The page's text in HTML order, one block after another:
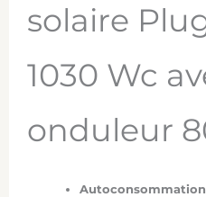
solaire
1030 Wc
onduleur